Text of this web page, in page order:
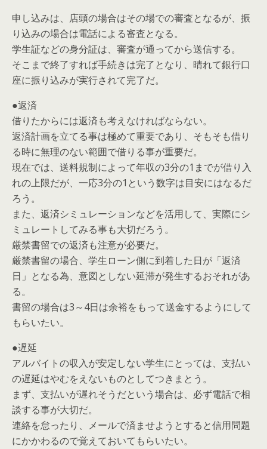
申し込みは、店頭の場合はその場での審査となるが、振
り込みの場合は電話による審査となる。
学生証などの身分証は、審査が通ってから送信する。
そこまで終了すれば手続きは完了となり、晴れて銀行口
座に振り込みが実行されて完了だ。
●返済
借りたからには返済も考えなければならない。
返済計画を立てる事は極めて重要であり、そもそも借り
る時に無理のない範囲で借りる事が重要だ。
現在では、送料規制によって年収の3分の1までが借り入
れの上限だが、一応3分の1という数字は目安にはなるだ
ろう。
また、返済シミュレーションなどを活用して、実際にシ
ミュレートしてみる事も大切だろう。
厳禁書留での返済も注意が必要だ。
厳禁書留の場合、学生ローン側に到着した日が「返済
日」となる為、意図としない延滞が発生するおそれがあ
る。
書留の場合は3～4日は余裕をもって送金するようにして
もらいたい。
●遅延
アルバイトの収入が安定しない学生にとっては、支払い
の遅延はやむをえないものとしてつきまとう。
まず、支払いが遅れそうだという場合は、必ず電話で相
談する事が大切だ。
連絡を怠ったり、メールで済ませようとすると信用問題
にかかわるので覚えておいてもらいたい。